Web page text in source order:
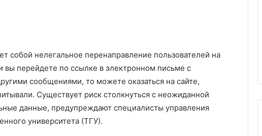
собой нелегальное перенаправление пользователей на
вы перейдете по ссылке в электронном письме с
сообщениями, то можете оказаться на сайте,
Существует риск столкнуться с неожиданной
данные, предупреждают специалисты управления
университета (ТГУ).